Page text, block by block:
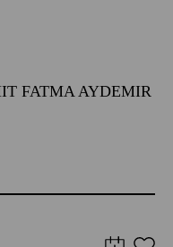
FATMA AYDEMIR